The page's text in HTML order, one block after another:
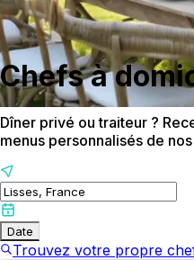
Chefs à
Dîner privé ou traiteur ?
menus personnalisés de
Date
Trouvez votre propre